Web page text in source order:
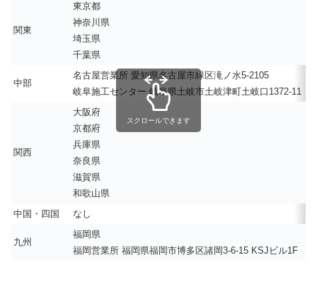
関東
東京都
神奈川県
埼玉県
千葉県
中部
名古屋営業所 愛知県名古屋市緑区滝ノ水5-2105
岐阜施工センター 岐阜県土岐市土岐津町土岐口1372-11
関西
大阪府
京都府
兵庫県
奈良県
滋賀県
和歌山県
中国・四国
なし
九州
福岡県
福岡営業所 福岡県福岡市博多区諸岡3-6-15 KSJビル1F
スクロールできます